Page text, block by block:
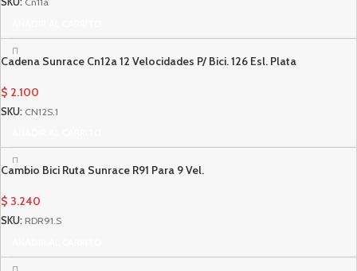
SKU: Cn11a
Cadena Sunrace Cn12a 12 Velocidades P/ Bici. 126 Esl. Plata
$ 2.100
SKU: CN12S.1
Cambio Bici Ruta Sunrace R91 Para 9 Vel.
$ 3.240
SKU: RDR91.S